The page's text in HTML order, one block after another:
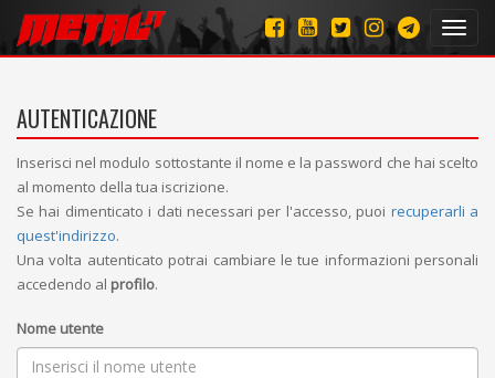
AUTENTICAZIONE
Inserisci nel modulo sottostante il nome e la password che hai scelto
al momento della tua iscrizione.
Se hai dimenticato i dati necessari per l'accesso, puoi recuperarli a
quest'indirizzo.
Una volta autenticato potrai cambiare le tue informazioni personali
accedendo al profilo.
Nome utente